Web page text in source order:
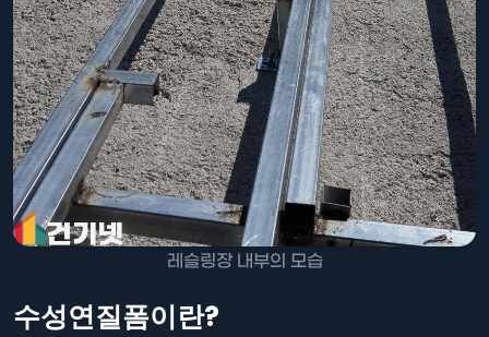
레슬링장 내부의 모습
수성연질폼이란?